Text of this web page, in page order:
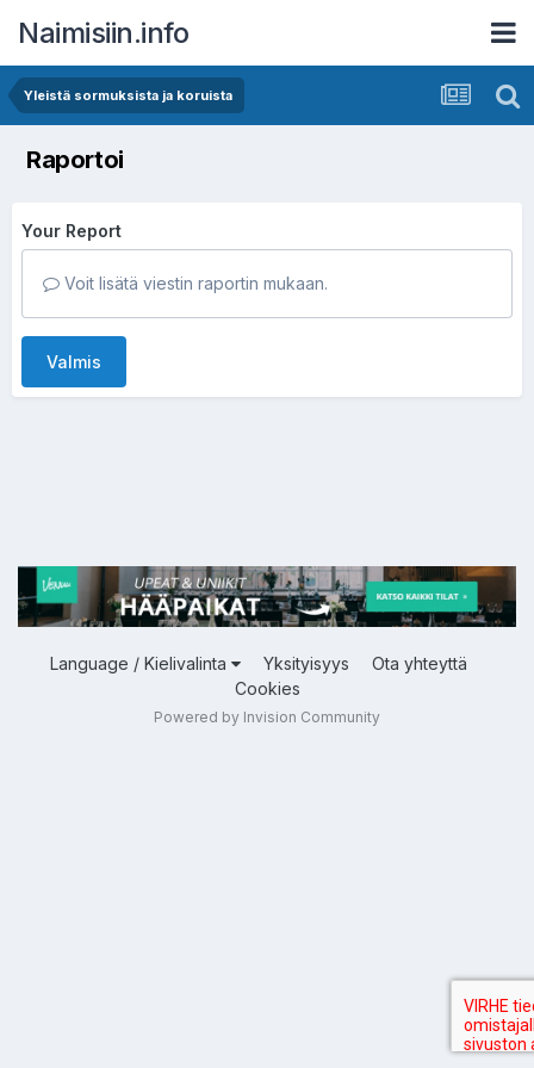
Naimisiin.info
Yleistä sormuksista ja koruista
Raportoi
Your Report
Voit lisätä viestin raportin mukaan.
Valmis
Language / Kielivalinta Yksityisyys
Ota yhteyttä
Cookies
Powered by Invision Community